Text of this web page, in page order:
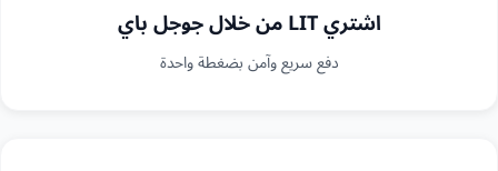
اشتري LIT من خلال جوجل باي
دفع سريع وآمن بضغطة واحدة